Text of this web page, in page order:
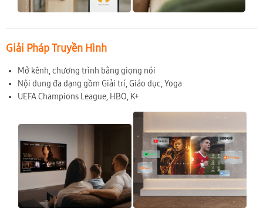
Giải Pháp Truyền Hình
Mở kênh, chương trình bằng giọng nói
Nội dung đa dạng gồm Giải trí, Giáo dục, Yoga
UEFA Champions League, HBO, K+